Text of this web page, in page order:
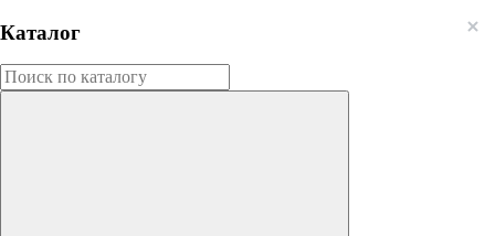
Каталог